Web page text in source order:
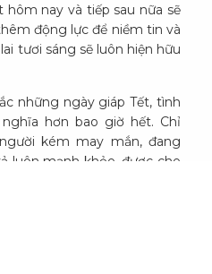
hôm nay và tiếp sau nữa sẽ
động lực để niềm tin và
tươi sáng sẽ luôn hiện hữu
những ngày giáp Tết, tình
hơn bao giờ hết. Chỉ
kém may mắn, đang
luôn mạnh khỏe, được che